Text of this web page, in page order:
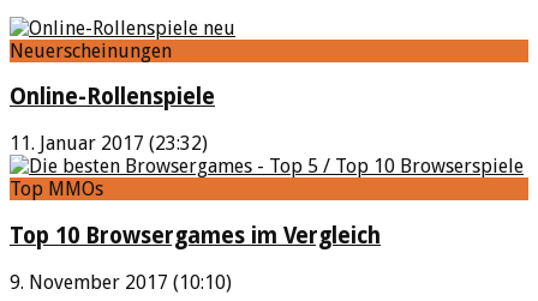
Neuerscheinungen
Online-Rollenspiele
11. Januar 2017 (23:32)
Top MMOs
Top 10 Browsergames im Vergleich
9. November 2017 (10:10)